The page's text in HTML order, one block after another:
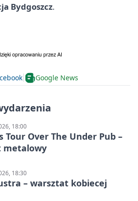
Bydgoszcz.
Google News
18:00
Tour Over The Under Pub –
metalowy
18:30
– warsztat kobiecej